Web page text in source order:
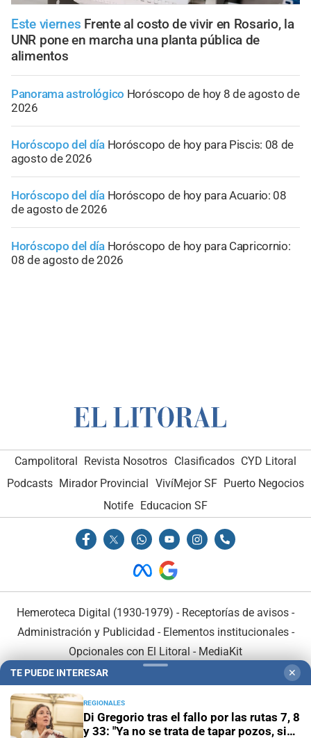
Este viernes Frente al costo de vivir en Rosario, la
UNR pone en marcha una planta pública de
alimentos
Panorama astrológico Horóscopo de hoy 8 de agosto de
2026
Horóscopo del día Horóscopo de hoy para Piscis: 08 de
agosto de 2026
Horóscopo del día Horóscopo de hoy para Acuario: 08
de agosto de 2026
Horóscopo del día Horóscopo de hoy para Capricornio:
08 de agosto de 2026
Campolitoral Revista Nosotros Clasificados CYD Litoral
Podcasts Mirador Provincial VivíMejor SF Puerto Negocios
Notife Educacion SF
Hemeroteca Digital (1930-1979) - Receptorías de avisos -
Administración y Publicidad - Elementos institucionales-
Opcionales con El Litoral - MediaKit
TE PUEDE INTERESAR ✕
REGIONALES
Di Gregorio tras el fallo por las rutas 7, 8
y 33: "Ya no se trata de tapar pozos, sino